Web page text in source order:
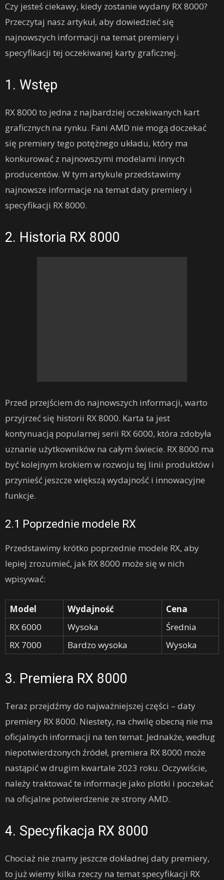
Czy jesteś ciekawy, kiedy zostanie wydany RX 8000?
Przeczytaj nasz artykuł, aby dowiedzieć się
najnowszych informacji na temat premiery i
specyfikacji tej oczekiwanej karty graficznej.
1. Wstęp
RX 8000 to jedna z najbardziej oczekiwanych kart
graficznych na rynku. Fani AMD nie mogą doczekać
się premiery tego potężnego układu, który ma
konkurować z najnowszymi modelami innych
producentów. W tym artykule przedstawimy
najnowsze informacje na temat daty premiery i
specyfikacji RX 8000.
2. Historia RX 8000
Przed przejściem do najnowszych informacji, warto
przyjrzeć się historii RX 8000. Karta ta jest
kontynuacją popularnej serii RX 6000, która zdobyła
uznanie użytkowników na całym świecie. RX 8000 ma
być kolejnym krokiem w rozwoju tej linii produktów i
przynieść jeszcze większą wydajność i innowacyjne
funkcje.
2.1 Poprzednie modele RX
Przedstawimy krótko poprzednie modele RX, aby
lepiej zrozumieć, jak RX 8000 może się w nich
wpisywać:
Model Wydajność
Cena
RX 6000
Wysoka
Średnia
RX 7000
Bardzo wysoka Wysoka
3. Premiera RX 8000
Teraz przejdźmy do najważniejszej części – daty
premiery RX 8000. Niestety, na chwilę obecną nie ma
oficjalnych informacji na ten temat. Jednakże, według
niepotwierdzonych źródeł, premiera RX 8000 może
nastąpić w drugim kwartale 2023 roku. Oczywiście,
należy traktować te informacje jako plotki i poczekać
na oficjalne potwierdzenie ze strony AMD.
4. Specyfikacja RX 8000
Chociaż nie znamy jeszcze dokładnej daty premiery,
to już wiemy kilka rzeczy na temat specyfikacji RX